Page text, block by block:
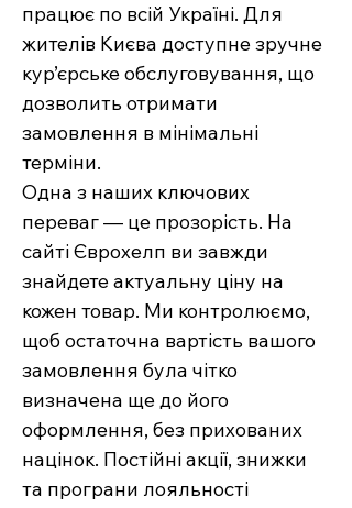
працює по всій Україні. Для
жителів Києва доступне зручне
кур’єрське обслуговування, що
дозволить отримати
замовлення в мінімальні
терміни.
Одна з наших ключових
переваг — це прозорість. На
сайті Єврохелп ви завжди
знайдете актуальну ціну на
кожен товар. Ми контролюємо,
щоб остаточна вартість вашого
замовлення була чітко
визначена ще до його
оформлення, без прихованих
націнок. Постійні акції, знижки
та програни лояльності